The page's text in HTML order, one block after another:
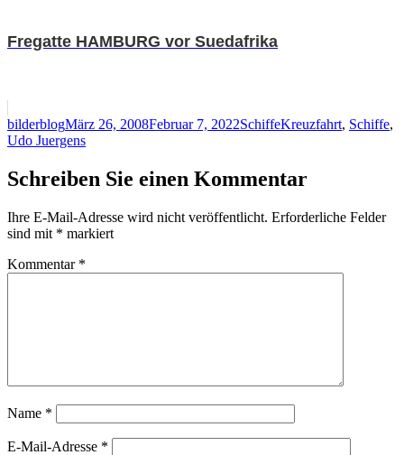
Fregatte HAMBURG vor Suedafrika
Autor
bilderblogVeröffentlicht
am
März 26, 2008Februar 7, 2022Kategorien
SchiffeSchlagwörter
Kreuzfahrt, Schiffe,
Udo Juergens
Schreiben Sie einen Kommentar
Ihre E-Mail-Adresse wird nicht veröffentlicht. Erforderliche Felder
sind mit * markiert
Kommentar *
Name *
E-Mail-Adresse *